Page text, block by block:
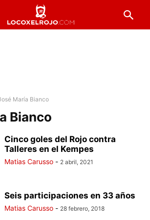
María Bianco
Bianco
Cinco goles del Rojo contra
Talleres en el Kempes
Matias Carusso - 2 abril, 2021
Seis participaciones en 33 años
Matias Carusso - 28 febrero, 2018